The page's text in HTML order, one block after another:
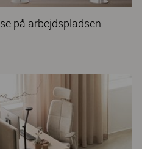
på arbejdspladsen